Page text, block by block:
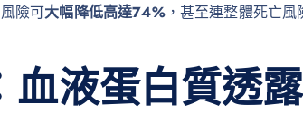
險可大幅降低高達74%，甚至連整體死亡
液蛋白質透